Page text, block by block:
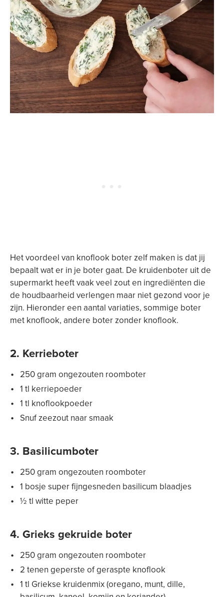
Het voordeel van knoflook boter zelf maken is dat jij
bepaalt wat er in je boter gaat. De kruidenboter uit de
supermarkt heeft vaak veel zout en ingrediënten die
de houdbaarheid verlengen maar niet gezond voor je
zijn. Hieronder een aantal variaties, sommige boter
met knoflook, andere boter zonder knoflook.
2. Kerrieboter
250 gram ongezouten roomboter
1 tl kerriepoeder
1 tl knoflookpoeder
Snuf zeezout naar smaak
3. Basilicumboter
250 gram ongezouten roomboter
1 bosje super fijngesneden basilicum blaadjes
½ tl witte peper
4. Grieks gekruide boter
250 gram ongezouten roomboter
2 tenen geperste of geraspte knoflook
1 tl Griekse kruidenmix (oregano, munt, dille,